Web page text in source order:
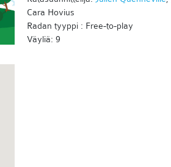
Cara Hovius
Radan tyyppi : Free-to-play
Väyliä: 9